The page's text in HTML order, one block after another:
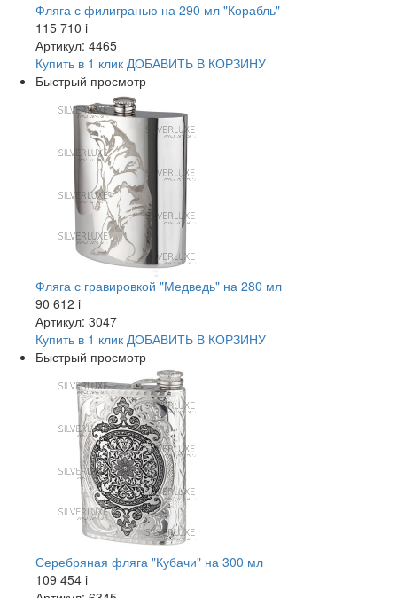
Фляга с филигранью на 290 мл "Корабль"
115 710 i
Артикул: 4465
Купить в 1 клик ДОБАВИТЬ В КОРЗИНУ
Быстрый просмотр
Фляга с гравировкой "Медведь" на 280 мл
90 612 i
Артикул: 3047
Купить в 1 клик ДОБАВИТЬ В КОРЗИНУ
Быстрый просмотр
Серебряная фляга "Кубачи" на 300 мл
109 454 i